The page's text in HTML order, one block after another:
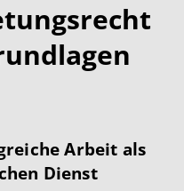
Arbeit als
Dienst